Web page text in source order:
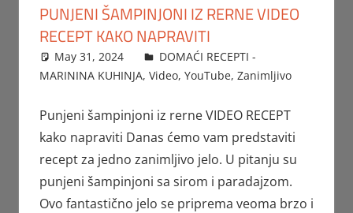
PUNJENI ŠAMPINJONI IZ RERNE VIDEO
RECEPT KAKO NAPRAVITI
May 31, 2024 FTorgAdmin
DOMAĆI RECEPTI -
MARININA KUHINJA, Video, YouTube, Zanimljivo
Punjeni šampinjoni iz rerne VIDEO RECEPT
kako napraviti Danas ćemo vam predstaviti
recept za jedno zanimljivo jelo. U pitanju su
punjeni šampinjoni sa sirom i paradajzom.
Ovo fantastično jelo se priprema veoma brzo i